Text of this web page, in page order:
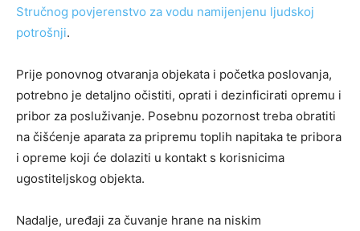
Stručnog povjerenstvo za vodu namijenjenu ljudskoj
potrošnji.
Prije ponovnog otvaranja objekata i početka poslovanja,
potrebno je detaljno očistiti, oprati i dezinficirati opremu i
pribor za posluživanje. Posebnu pozornost treba obratiti
na čišćenje aparata za pripremu toplih napitaka te pribora
i opreme koji će dolaziti u kontakt s korisnicima
ugostiteljskog objekta.
Nadalje, uređaji za čuvanje hrane na niskim